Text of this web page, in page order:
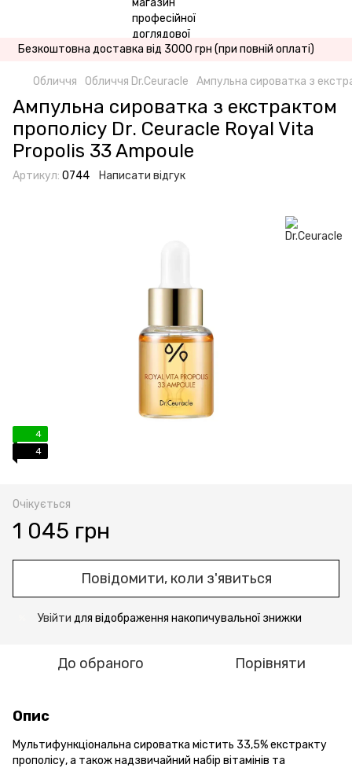
Безкоштовна доставка від 3000 грн (при повній оплаті)
Обличчя Обличчя Dr.Ceuracle Ампульна сироватка з
Ампульна сироватка з екстрактом
прополісу Dr. Ceuracle Royal Vita
Propolis 33 Ampoule
Артикул: 0744 Написати відгук
4
4
Очікується
1 045 грн
Повідомити, коли з'явиться
Увійти для відображення накопичувальної знижки
До обраного Порівняти
Опис
Мультифункціональна сироватка містить 33,5% екстракту
прополісу, а також надзвичайний набір вітамінів та